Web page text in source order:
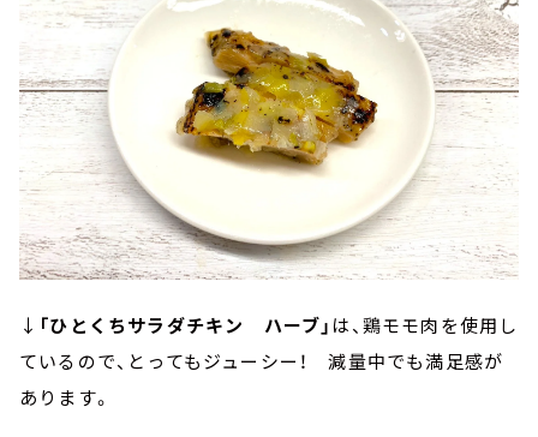
↓ 「ひとくちサラダチキン ハーブ」 は、鶏モモ肉を使用し
ているので、とってもジューシー！ 減量中でも満足感が
あります。